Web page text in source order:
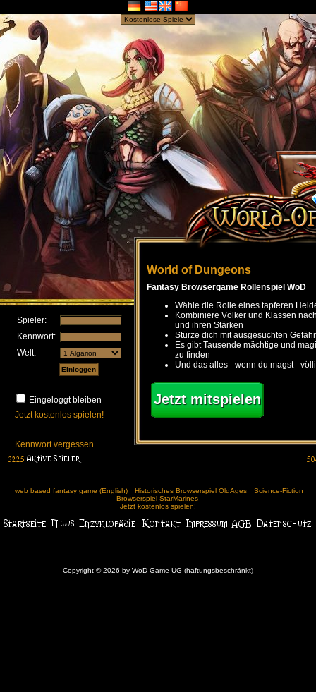
Spieler:
Kennwort:
Welt:
Eingeloggt bleiben
Jetzt kostenlos spielen!
Kennwort vergessen
World of Dungeons
Fantasy Browsergame Rollenspiel WoD
Wähle die Rolle eines tapferen
Kombiniere Völker und Klassen
und ihren Stärken
Stürze dich mit ausgesuchten
Es gibt Tausende mächtige und
zu finden
Und das alles - wenn du magst -
Jetzt mitspielen
web based fantasy game (English) Historisches Browserspiel OldAges
Science-Fiction
Browserspiel StarMarines
Jetzt kostenlos spielen!
Copyright © 2026 by WoD Game UG (haftungsbeschränkt)